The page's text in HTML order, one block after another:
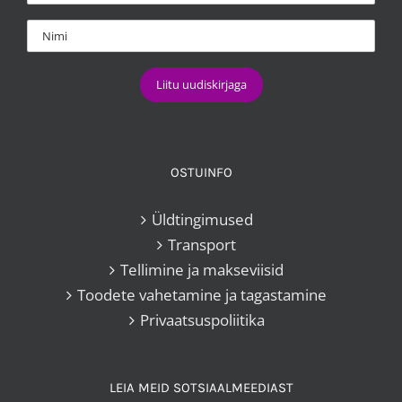
OSTUINFO
Üldtingimused
Transport
Tellimine ja makseviisid
Toodete vahetamine ja tagastamine
Privaatsuspoliitika
LEIA MEID SOTSIAALMEEDIAST